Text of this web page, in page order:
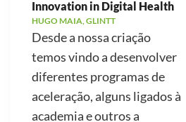
Innovation in Digital Health
HUGO MAIA, GLINTT
Desde a nossa criação
temos vindo a desenvolver
diferentes programas de
aceleração, alguns ligados à
academia e outros a